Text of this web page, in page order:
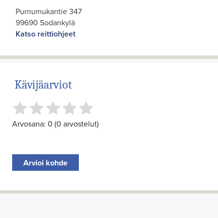
Purnumukantie 347
99690 Sodankylä
Katso reittiohjeet
Kävijäarviot
Arvosana: 0 (0 arvostelut)
Arvioi kohde